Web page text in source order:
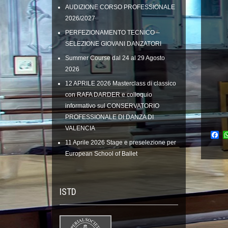
AUDIZIONE CORSO PROFESSIONALE
2026/2027
PERFEZIONAMENTO TECNICO –
SELEZIONE GIOVANI DANZATORI
Summer Course dal 24 al 29 Agosto
2026
12 APRILE 2026 Masterclass di classico
con RAFA DARDER e colloquio
informativo sul CONSERVATORIO
PROFESSIONALE DI DANZA DI
VALENCIA
11 Aprile 2026 Stage e preselezione per
European School of Ballet
ISTD